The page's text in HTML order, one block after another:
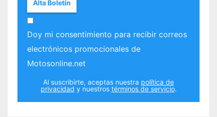
Doy mi consentimiento para recibir correos
electrónicos promocionales de
Motosonline.net
Al suscribirte, aceptas nuestra política de
privacidad y nuestros términos de servicio.